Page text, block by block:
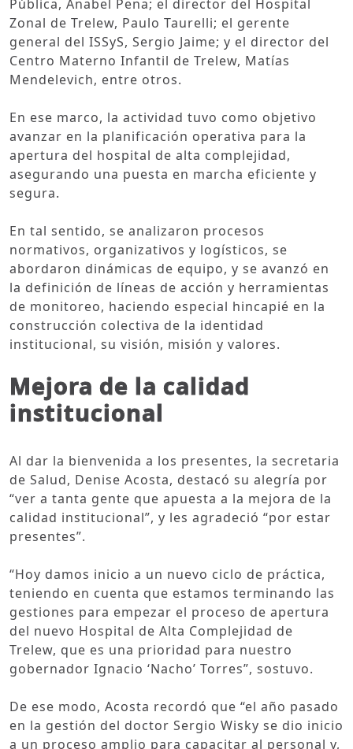
Pública, Anabel Pena; el director del Hospital
Zonal de Trelew, Paulo Taurelli; el gerente
general del ISSyS, Sergio Jaime; y el director del
Centro Materno Infantil de Trelew, Matías
Mendelevich, entre otros.
En ese marco, la actividad tuvo como objetivo
avanzar en la planificación operativa para la
apertura del hospital de alta complejidad,
asegurando una puesta en marcha eficiente y
segura.
En tal sentido, se analizaron procesos
normativos, organizativos y logísticos, se
abordaron dinámicas de equipo, y se avanzó en
la definición de líneas de acción y herramientas
de monitoreo, haciendo especial hincapié en la
construcción colectiva de la identidad
institucional, su visión, misión y valores.
Mejora de la calidad
institucional
Al dar la bienvenida a los presentes, la secretaria
de Salud, Denise Acosta, destacó su alegría por
“ver a tanta gente que apuesta a la mejora de la
calidad institucional”, y les agradeció “por estar
presentes”.
“Hoy damos inicio a un nuevo ciclo de práctica,
teniendo en cuenta que estamos terminando las
gestiones para empezar el proceso de apertura
del nuevo Hospital de Alta Complejidad de
Trelew, que es una prioridad para nuestro
gobernador Ignacio ‘Nacho’ Torres”, sostuvo.
De ese modo, Acosta recordó que “el año pasado
en la gestión del doctor Sergio Wisky se dio inicio
a un proceso amplio para capacitar al personal y,